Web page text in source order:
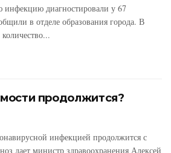
инфекцию диагностировали у 67
в отделе образования города. В
продолжится?
инфекцией продолжится с
дает министр здравоохранения Алексей